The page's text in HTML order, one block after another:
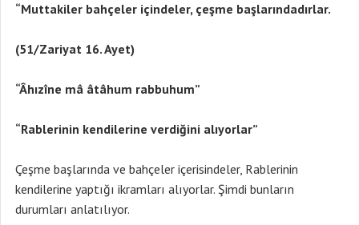
“Muttakiler bahçeler içindeler, çeşme başlarındadırlar.
(51/Zariyat 16. Ayet)
“Âhızîne mâ âtâhum rabbuhum”
“Rablerinin kendilerine verdiğini alıyorlar”
Çeşme başlarında ve bahçeler içerisindeler, Rablerinin
kendilerine yaptığı ikramları alıyorlar. Şimdi bunların
durumları anlatılıyor.